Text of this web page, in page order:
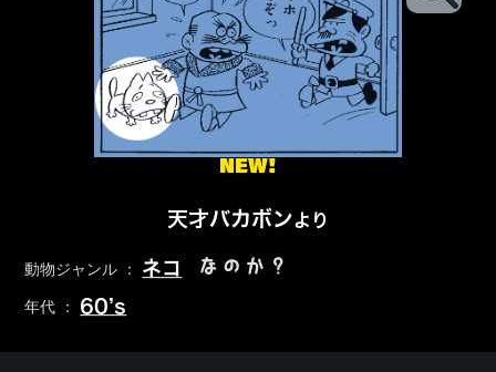
NEW!
天才バカボンより
動物ジャンル ： ネコ なのか？
年代 ： 60’s